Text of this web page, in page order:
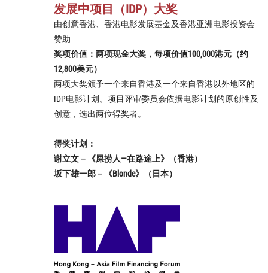
发展中项目（IDP）大奖
由创意香港、香港电影发展基金及香港亚洲电影投资会
赞助
奖项价值：两项现金大奖，每项价值100,000港元（约
12,800美元）
两项大奖颁予一个来自香港及一个来自香港以外地区的
IDP电影计划。项目评审委员会依据电影计划的原创性及
创意，选出两位得奖者。
得奖计划：
谢立文－《屎捞人—在路途上》（香港）
坂下雄一郎－《Blonde》（日本）